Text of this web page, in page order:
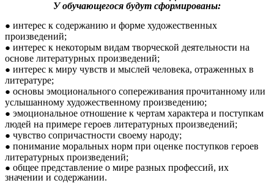
У обучающегося будут сформированы:
интерес к содержанию и форме художественных
произведений;
интерес к некоторым видам творческой деятельности на
основе литературных произведений;
интерес к миру чувств и мыслей человека, отраженных в
литературе;
основы эмоционального сопереживания прочитанному или
услышанному художественному произведению;
эмоциональное отношение к чертам характера и поступкам
людей на примере героев литературных произведений;
чувство сопричастности своему народу;
понимание моральных норм при оценке поступков героев
литературных произведений;
общее представление о мире разных профессий, их
значении и содержании.